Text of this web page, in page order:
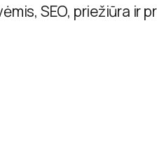
SEO, priežiūra ir